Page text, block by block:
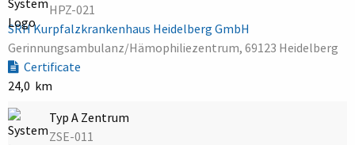
HPZ-021
SRH Kurpfalzkrankenhaus Heidelberg GmbH
Gerinnungsambulanz/Hämophiliezentrum, 69123 Heidelberg
Certificate
24,0 km
Typ A Zentrum
ZSE-011